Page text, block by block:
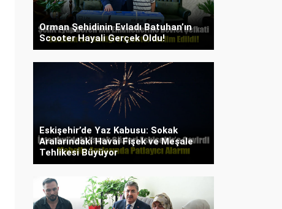
Orman Şehidinin Evladı Batuhan’ın
Scooter Hayali Gerçek Oldu!
Eskişehir’de Yaz Kabusu: Sokak
Aralarındaki Havai Fişek ve Meşale
Tehlikesi Büyüyor